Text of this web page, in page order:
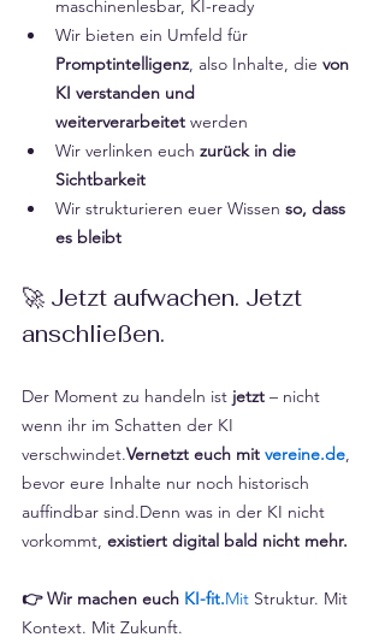
maschinenlesbar, KI-ready
Wir bieten ein Umfeld für
Promptintelligenz, also Inhalte, die von
KI verstanden und
weiterverarbeitet werden
Wir verlinken euch zurück in die
Sichtbarkeit
Wir strukturieren euer Wissen so, dass
es bleibt
🚀 Jetzt aufwachen. Jetzt
anschließen.
Der Moment zu handeln ist jetzt – nicht
wenn ihr im Schatten der KI
verschwindet.Vernetzt euch mit vereine.de,
bevor eure Inhalte nur noch historisch
auffindbar sind.Denn was in der KI nicht
vorkommt, existiert digital bald nicht mehr.
👉 Wir machen euch KI-fit.Mit Struktur. Mit
Kontext. Mit Zukunft.